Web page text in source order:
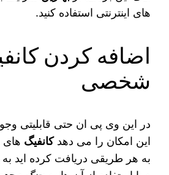
های اینترنتی استفاده کنید.
اضافه کردن
شخصی
در این وی پی ان حتی قابلیتی
این امکان را می‌ دهدکانفیگ‌
به هر طریقی دریافت کرده‌ اید به